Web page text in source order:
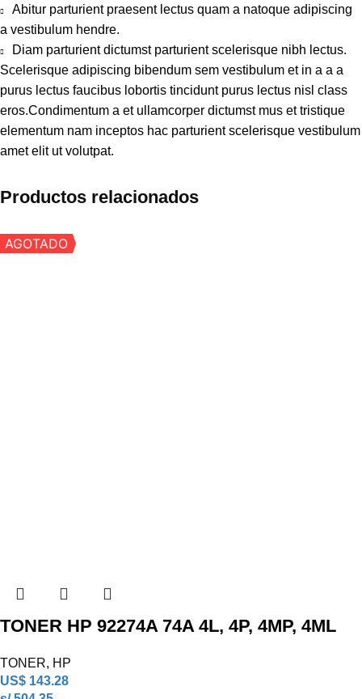
Abitur parturient praesent lectus quam a natoque adipiscing
a vestibulum hendre.
Diam parturient dictumst parturient scelerisque nibh lectus.
Scelerisque adipiscing bibendum sem vestibulum et in a a a
purus lectus faucibus lobortis tincidunt purus lectus nisl class
eros.Condimentum a et ullamcorper dictumst mus et tristique
elementum nam inceptos hac parturient scelerisque vestibulum
amet elit ut volutpat.
Productos relacionados
AGOTADO
TONER HP 92274A 74A 4L, 4P, 4MP, 4ML
TONER, HP
US$ 143.28